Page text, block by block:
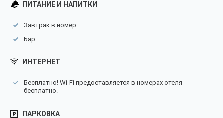
ПИТАНИЕ И НАПИТКИ
Завтрак в номер
Бар
ИНТЕРНЕТ
Бесплатно! Wi-Fi предоставляется в номерах отеля
бесплатно.
ПАРКОВКА